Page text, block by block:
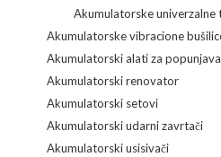
Akumulatorske univerzalne
Akumulatorske vibracione
Akumulatorski alati za
Akumulatorski renovator
Akumulatorski setovi
Akumulatorski udarni zavrtači
Akumulatorski usisivači